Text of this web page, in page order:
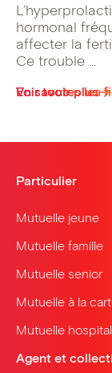
Voir toutes les
hormonal
affecter la
Ce trouble ...
En savoir plus
Particulier
Mutuelle jeune
Mutuelle famille
Mutuelle senior
Mutuelle à la
Mutuelle
Agent et